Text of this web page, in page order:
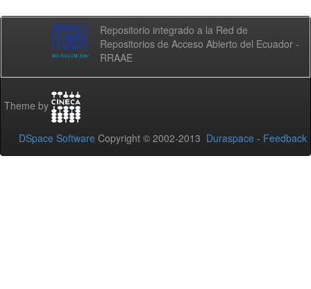
Repositorio integrado a la Red de
Repositorios de Acceso Abierto del Ecuador -
RRAAE
Theme by
DSpace Software Copyright © 2002-2013 Duraspace - Feedback